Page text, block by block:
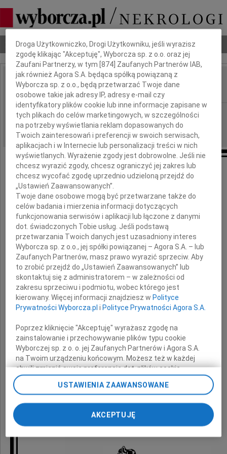
Nekrologi Odeszli Poradnik pogrzebowy
IMIĘ I NAZWISKO: Józef Strybel
REGION: Szczecin
DATA EMISJI: 28.08.2012
Z bólem serca zawiadamiamy,
że dnia 25 sierpnia 2012 roku umarł
nasz kochany Mąż, Tato, Teść i Dziadek
Józef Strybel
dnia 30 sierpnia 2012 roku o godzinie 13.00
na Cmentarzu Centralnym (główna kaplica).
Dbamy o Twoją prywatność
Droga Użytkowniczko, Drogi Użytkowniku, jeśli wyrazisz
zgodę klikając "Akceptuję", Wyborcza sp. z o.o. oraz jej
Zaufani Partnerzy, w tym [874 ] Zaufanych Partnerów IAB,
jak również Agora S.A. będąca spółką powiązaną z
Wyborcza sp. z o.o., będą przetwarzać Twoje dane
osobowe takie jak adresy IP, adresy e-mail czy
identyfikatory plików cookie lub inne informacje zapisane w
tych plikach do celów marketingowych, w szczególności
na potrzeby wyświetlania reklam dopasowanych do
Twoich zainteresowań i preferencji w swoich serwisach,
aplikacjach i w Internecie lub personalizacji treści w nich
wyświetlanych. Wyrażenie zgody jest dobrowolne. Jeśli nie
chcesz wyrazić zgody, chcesz ograniczyć jej zakres lub
chcesz wycofać zgodę uprzednio udzieloną przejdź do
„Ustawień Zaawansowanych”.
Twoje dane osobowe mogą być przetwarzane także do
celów badania i mierzenia informacji dotyczących
funkcjonowania serwisów i aplikacji lub łączone z danymi
dot. świadczonych Tobie usług. Jeśli podstawą
przetwarzania Twoich danych jest uzasadniony interes
Wyborcza sp. z o.o., jej spółki powiązanej – Agora S.A. – lub
Zaufanych Partnerów, masz prawo wyrazić sprzeciw. Aby
to zrobić przejdź do „Ustawień Zaawansowanych” lub
skontaktuj się z administratorem – w zależności od
zakresu sprzeciwu i podmiotu, wobec którego jest
kierowany. Więcej informacji znajdziesz w Polityce
Prywatności Wyborcza.pl i Polityce Prywatności Agora S.A.
Poprzez kliknięcie "Akceptuję" wyrażasz zgodę na
zainstalowanie i przechowywanie plików typu cookie
Wyborczej sp. z o. o. jej Zaufanych Partnerów i Agora S.A.
na Twoim urządzeniu końcowym. Możesz też w każdej
chwili zmienić swoje preferencje dot. plików cookie,
ponownie wywołując narzędzie do zarządzania Twoimi
preferencjami dot. przetwarzania danych poprzez
przechodząc do sekcji „Ustawienia zaawansowane”.
Zmiana ustawień plików cookie możliwa jest także za
pomocą ustawień przeglądarki.
My, nasi Zaufani Partnerzy i Agora S.A. możemy
USTAWIENIA ZAAWANSOWANE
AKCEPTUJĘ